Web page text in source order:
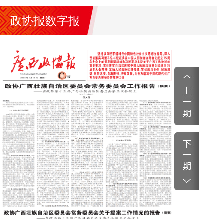
政协报数字报